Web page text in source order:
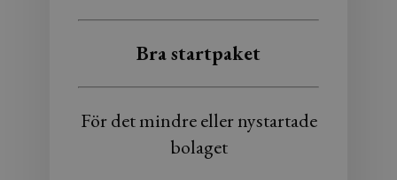
Bra startpaket
För det mindre eller nystartade
bolaget